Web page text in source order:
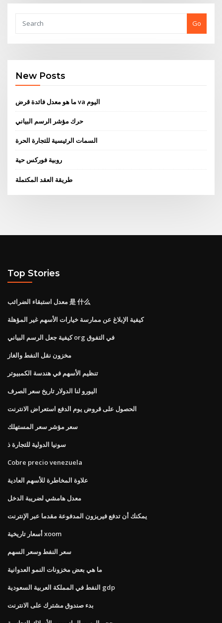
Go
New Posts
ما هو معدل فائدة قرض va اليوم
حرك مؤشر الرسم البياني
السمات الرئيسية للتجارة الحرة
روبية فوركس حية
طريقة العقد المكتملة
Top Stories
معدل استبقاء الضرائب 是 什么
كيفية الإبلاغ عن ممارسة خيارات الأسهم غير المؤهلة
كيفية جعل الرسم البياني org في التفوق
مخزون نقل النفط والغاز
تنظيم الأسهم في هندسة الكمبيوتر
اليورو لنا الدولار تاريخ سعر الصرف
الحصول على قروض يوم الدفع استعراض الانترنت
سعر مؤشر سعر المستهلك
سونيا الدولية للتجارة ذ
Cobre precio venezuela
علاوة المخاطرة للأسهم العادية
معدل هامشي لضريبة الدخل
يمكنك أن تدفع فيريزون المدفوعة مقدما عبر الإنترنت
أسعار تاريخية xoom
سعر النفط وسعر السهم
ما هي بعض مخزونات النمو العدوانية
النفط في المملكة العربية السعودية gdp
بدء صندوق مشترك على الانترنت